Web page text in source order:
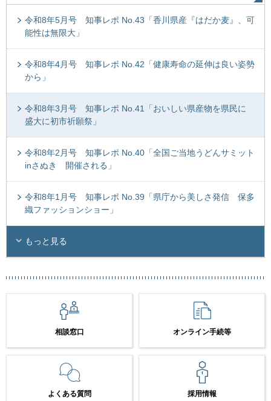
令和8年5月号 知事レポ No.43「香川県産『はだか麦』、可
能性は無限大」
令和8年4月号 知事レポ No.42「健康寿命の延伸は良い姿勢
から」
令和8年3月号 知事レポ No.41「おいしい県産物を県民に
盛大に初市祈願祭」
令和8年2月号 知事レポ No.40「全国ご当地うどんサミット
inさぬき 開催される」
令和8年1月号 知事レポ No.39「県庁から美しさ発信 保多
織ファッションショー」
もっと見る
相談窓口 オンライン手続等
よくある質問 採用情報